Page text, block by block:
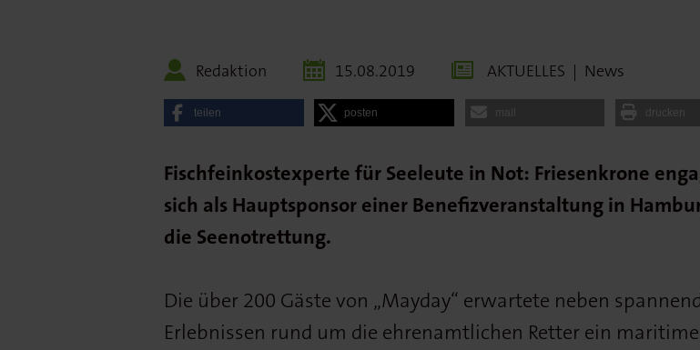
Redaktion 15.08.2019 AKTUELLES | News
teilen posten mail drucken
Fischfeinkostexperte für Seeleute in Not: Friesenkrone
sich als Hauptsponsor einer Benefizveranstaltung in
die Seenotrettung.
Die über 200 Gäste von „Mayday“ erwartete neben
Erlebnissen rund um die ehrenamtlichen Retter ein